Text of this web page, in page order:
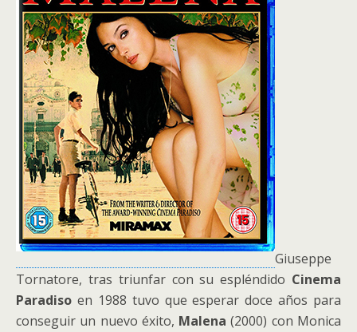
Giuseppe
Tornatore, tras triunfar con su espléndido Cinema
Paradiso en 1988 tuvo que esperar doce años para
conseguir un nuevo éxito, Malena (2000) con Monica